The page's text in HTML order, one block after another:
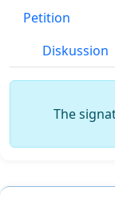
Petition
Diskussion
The